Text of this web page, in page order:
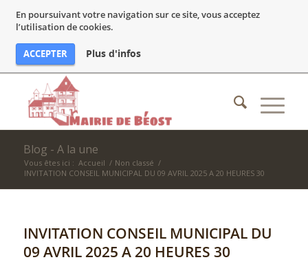
En poursuivant votre navigation sur ce site, vous acceptez
l’utilisation de cookies.
ACCEPTER Plus d'infos
Blog - A la une
Vous êtes ici : Accueil / Non classé /
INVITATION CONSEIL MUNICIPAL DU 09 AVRIL 2025 A 20 HEURES 30
INVITATION CONSEIL MUNICIPAL DU
09 AVRIL 2025 A 20 HEURES 30